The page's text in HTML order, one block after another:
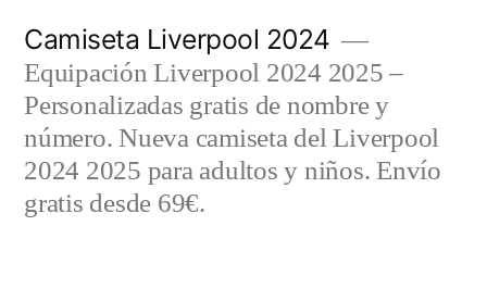
contenido
Camiseta Liverpool 2024
Equipación Liverpool 2024 2025 –
Personalizadas gratis de nombre y
número. Nueva camiseta del Liverpool
2024 2025 para adultos y niños. Envío
gratis desde 69€.